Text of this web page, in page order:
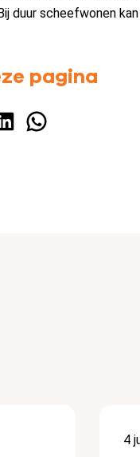
duur scheefwonen
pagina
WhatsApp
4